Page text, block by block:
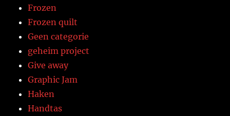
Frozen
Frozen quilt
Geen categorie
geheim project
Give away
Graphic Jam
Haken
Handtas